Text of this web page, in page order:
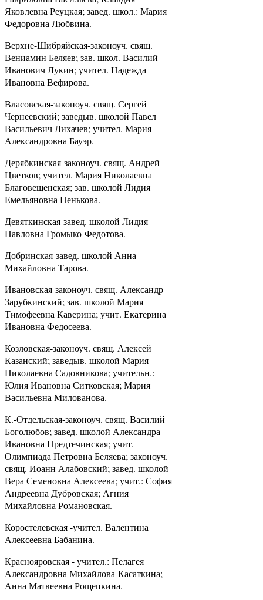
Яковлевна Реуцкая; завед. школ.: Мария
Федоровна Любвина.
Верхне-Шибряйская-законоуч. свящ.
Вениамин Беляев; зав. школ. Василий
Иванович Лукин; учител. Надежда
Ивановна Вефирова.
Власовская-законоуч. свящ. Сергей
Чернеевский; заведыв. школой Павел
Васильевич Лихачев; учител. Мария
Александровна Бауэр.
Дерябкинская-законоуч. свящ. Андрей
Цветков; учител. Мария Николаевна
Благовещенская; зав. школой Лидия
Емельяновна Пенькова.
Девяткинская-завед. школой Лидия
Павловна Громыко-Федотова.
Добринская-завед. школой Анна
Михайловна Тарова.
Ивановская-законоуч. свящ. Александр
Зарубкинский; зав. школой Мария
Тимофеевна Каверина; учит. Екатерина
Ивановна Федосеева.
Козловская-законоуч. свящ. Алексей
Казанский; заведыв. школой Мария
Николаевна Садовникова; учительн.:
Юлия Ивановна Ситковская; Мария
Васильевна Милованова.
К.-Отдельская-законоуч. свящ. Василий
Боголюбов; завед. школой Александра
Ивановна Предтечинская; учит.
Олимпиада Петровна Беляева; законоуч.
свящ. Иоанн Алабовский; завед. школой
Вера Семеновна Алексеева; учит.: София
Андреевна Дубровская; Агния
Михайловна Романовская.
Коростелевская -учител. Валентина
Алексеевна Бабанина.
Краснояровская - учител.: Пелагея
Александровна Михайлова-Касаткина;
Анна Матвеевна Рощепкина.